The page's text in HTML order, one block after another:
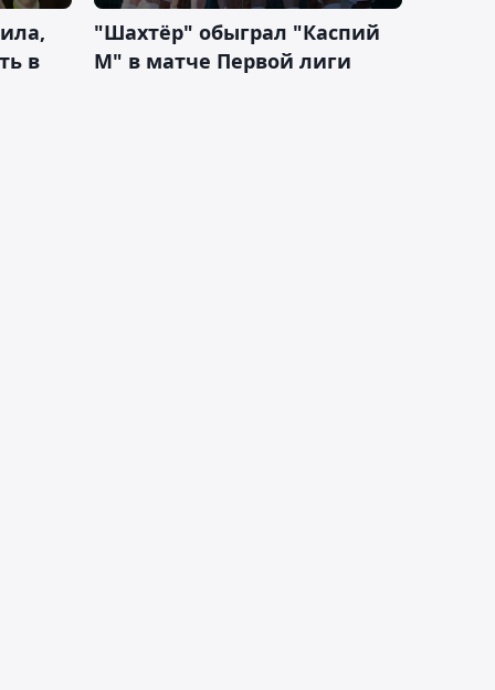
в
"Шахтёр" обыграл "Каспий
М" в матче Первой лиги